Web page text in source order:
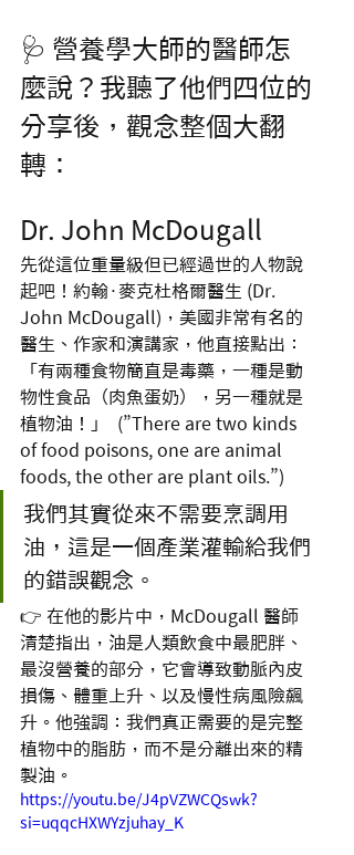
🩺 營養學大師的醫師怎
麼說？我聽了他們四位的
分享後，觀念整個大翻
轉：
Dr. John McDougall
先從這位重量級但已經過世的人物說
起吧！約翰·麥克杜格爾醫生 (Dr.
John McDougall)，美國非常有名的
醫生、作家和演講家，他直接點出：
「有兩種食物簡直是毒藥，一種是動
物性食品（肉魚蛋奶），另一種就是
植物油！」  (”There are two kinds
of food poisons, one are animal
foods, the other are plant oils.”)
我們其實從來不需要烹調用
油，這是一個產業灌輸給我們
的錯誤觀念。
👉 在他的影片中，McDougall 醫師
清楚指出，油是人類飲食中最肥胖、
最沒營養的部分，它會導致動脈內皮
損傷、體重上升、以及慢性病風險飆
升。他強調：我們真正需要的是完整
植物中的脂肪，而不是分離出來的精
製油。
https://youtu.be/J4pVZWCQswk?
si=uqqcHXWYzjuhay_K